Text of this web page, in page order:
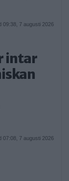
09:38, 7 augusti 2026
intar
07:08, 7 augusti 2026